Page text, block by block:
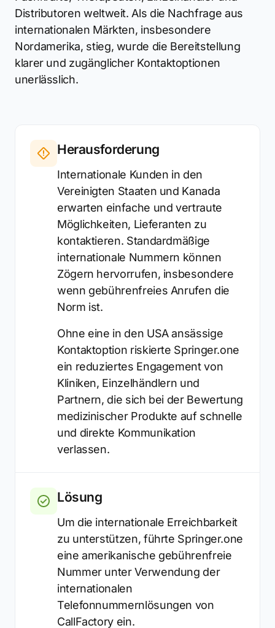
Distributoren weltweit. Als die Nachfrage aus
internationalen Märkten, insbesondere
Nordamerika, stieg, wurde die Bereitstellung
klarer und zugänglicher Kontaktoptionen
unerlässlich.
Herausforderung
Internationale Kunden in den
Vereinigten Staaten und Kanada
erwarten einfache und vertraute
Möglichkeiten, Lieferanten zu
kontaktieren. Standardmäßige
internationale Nummern können
Zögern hervorrufen, insbesondere
wenn gebührenfreies Anrufen die
Norm ist.
Ohne eine in den USA ansässige
Kontaktoption riskierte Springer.one
ein reduziertes Engagement von
Kliniken, Einzelhändlern und
Partnern, die sich bei der Bewertung
medizinischer Produkte auf schnelle
und direkte Kommunikation
verlassen.
Lösung
Um die internationale Erreichbarkeit
zu unterstützen, führte Springer.one
eine amerikanische gebührenfreie
Nummer unter Verwendung der
internationalen
Telefonnummernlösungen von
CallFactory ein.